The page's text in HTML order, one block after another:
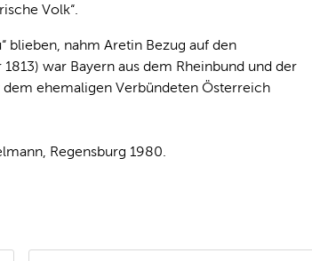
Volk“.
blieben, nahm Aretin Bezug auf den
war Bayern aus dem Rheinbund und der
ehemaligen Verbündeten Österreich
Regensburg 1980.